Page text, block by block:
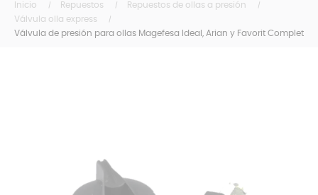
Inicio Repuestos
Repuestos de ollas a presión
Válvula olla express
Válvula de presión para ollas Magefesa Ideal, Arian y Favorit Complet